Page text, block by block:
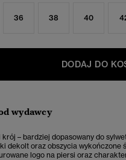
36 38 40
DODAJ DO
wydawcy
krój – bardziej dopasowany do
dekolt oraz obszycia wykończone
logo na piersi oraz